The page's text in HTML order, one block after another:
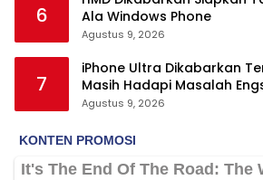
6
Ala Windows Phone
Agustus 9, 2026
7
iPhone Ultra Dikabarkan
Masih Hadapi Masalah
Agustus 9, 2026